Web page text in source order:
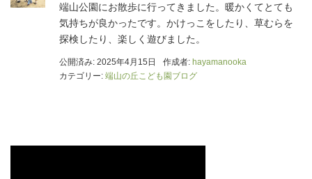
端山公園にお散歩に行ってきました。暖かくてとても
気持ちが良かったです。かけっこをしたり、草むらを
探検したり、楽しく遊びました。
公開済み: 2025年4月15日 作成者: hayamanooka
カテゴリー: 端山の丘こども園ブログ